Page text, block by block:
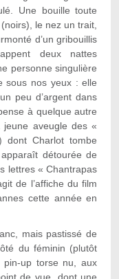
Une bouille toute
le nez un trait,
d’un gribouillis
deux nattes
personne singulière
sous nos yeux : elle
peu d’argent dans
à quelque autre
jeune aveugle des «
dont Charlot tombe
détourée de
lettres « Chantrapas
de l’affiche du film
cette année en
mais pastissé de
du féminin (plutôt
pin-up torse nu, aux
de vue, dont une